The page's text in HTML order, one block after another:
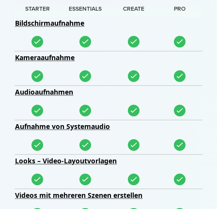
STARTER ESSENTIALS CREATE PRO
Bildschirmaufnahme
Kameraaufnahme
Audioaufnahmen
Aufnahme von Systemaudio
Looks – Video-Layoutvorlagen
Videos mit mehreren Szenen erstellen